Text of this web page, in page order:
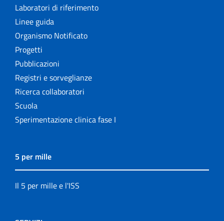
Laboratori di riferimento
Linee guida
Organismo Notificato
Progetti
Pubblicazioni
Registri e sorveglianze
Ricerca collaboratori
Scuola
Sperimentazione clinica fase I
5 per mille
Il 5 per mille e l'ISS